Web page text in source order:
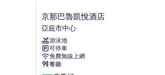
京
那
巴
魯
凱
悅
酒
京那巴魯凱悅酒店
亞庇市中心
游泳池
可停車
免費無線上網
餐廳